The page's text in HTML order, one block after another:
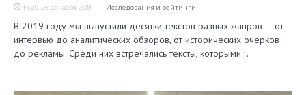
14:20, 26 декабря 2019 Исследования и рейтинги
В 2019 году мы выпустили десятки текстов разных жанров — от
интервью до аналитических обзоров, от исторических очерков
до рекламы. Среди них встречались тексты, которыми…